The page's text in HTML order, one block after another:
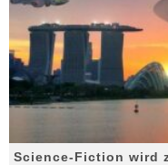
Science-Fiction wird